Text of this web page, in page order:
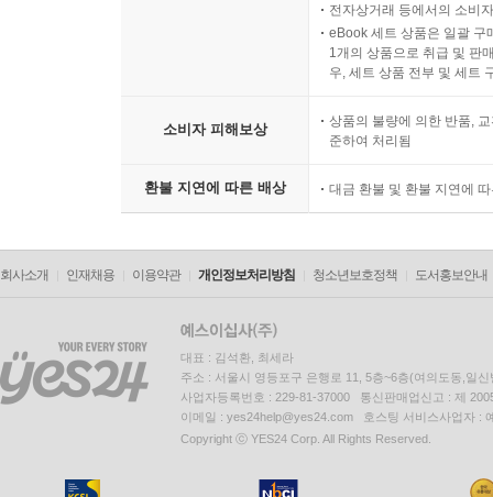
전자상거래 등에서의 소비
eBook 세트 상품은 일괄 구
1개의 상품으로 취급 및 판
우, 세트 상품 전부 및 세트
소비자 피해보상
상품의 불량에 의한 반품,
준하여 처리됨
환불 지연에 따른 배상 대금 환불 및 환불 지연에
회사소개 인재채용 이용약관 개인정보처리방침 청소년보호정책 도서홍보안내
대표 : 김석환, 최세라
주소 : 서울시 영등포구 은행로 11, 5층~6층(여의도동,일신
사업자등록번호 : 229-81-37000 통신판매업신고 : 제
이메일 : yes24help@yes24.com 호스팅 서비스사업자 :
Copyright ⓒ YES24 Corp. All Rights Reserved.